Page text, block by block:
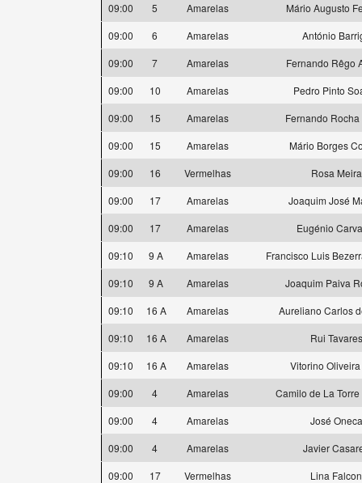
09:00
5 Amarelas
Mário Augusto
09:00
6 Amarelas
António
09:00
7 Amarelas
Fernando Rêgo
09:00
10 Amarelas
Pedro Pinto
09:00
15 Amarelas
Fernando Rocha
09:00
15 Amarelas
Mário Borges
09:00
16 Vermelhas
Rosa Meira
09:00
17 Amarelas
Joaquim José
09:00
17 Amarelas
Eugénio
09:10
9 A Amarelas
Francisco Luis
09:10
9 A Amarelas
Joaquim Paiva
09:10
16 A Amarelas
Aureliano Carlos
09:10
16 A Amarelas
Rui Tavares
09:10
16 A Amarelas
Vitorino
09:00
4 Amarelas
Camilo de La
09:00
4 Amarelas
José Oneca
09:00
4 Amarelas
Javier
09:00
17 Vermelhas
Lina Falcon